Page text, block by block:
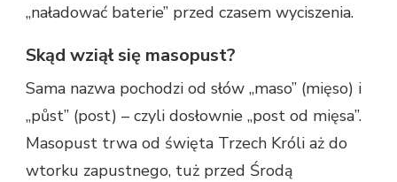
„naładować baterie” przed czasem wyciszenia.
Skąd wziął się masopust?
Sama nazwa pochodzi od słów „maso” (mięso) i
„půst” (post) – czyli dosłownie „post od mięsa”.
Masopust trwa od święta Trzech Króli aż do
wtorku zapustnego, tuż przed Środą